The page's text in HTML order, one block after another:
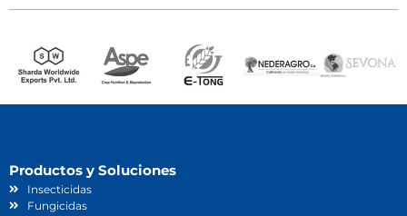
Productos y Soluciones
Insecticidas
Fungicidas